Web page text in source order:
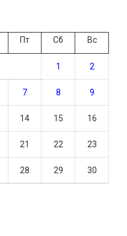
Пт Сб Вс
1 2
7 8 9
14 15 16
21 22 23
28 29 30